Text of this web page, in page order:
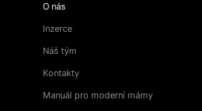
O nás
Inzerce
Náš tým
Kontakty
Manuál pro moderní mámy